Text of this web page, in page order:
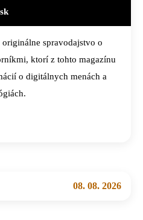
spravodajstvo o
ktorí z tohto magazínu
o digitálnych menách a
08. 08. 2026